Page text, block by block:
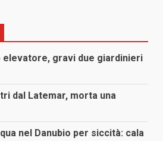
elevatore, gravi due giardinieri
dal Latemar, morta una
nel Danubio per siccità: cala